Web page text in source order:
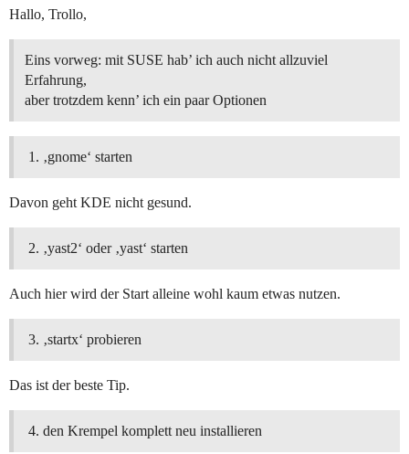
Hallo, Trollo,
Eins vorweg: mit SUSE hab’ ich auch nicht allzuviel
Erfahrung,
aber trotzdem kenn’ ich ein paar Optionen
‚gnome‘ starten
Davon geht KDE nicht gesund.
‚yast2‘ oder ‚yast‘ starten
Auch hier wird der Start alleine wohl kaum etwas nutzen.
‚startx‘ probieren
Das ist der beste Tip.
den Krempel komplett neu installieren